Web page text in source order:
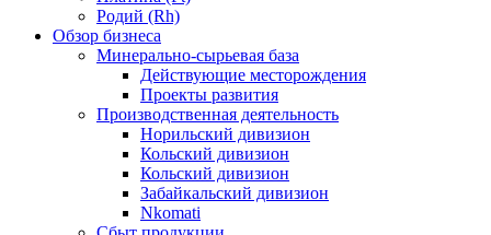
Родий (Rh)
Обзор бизнеса
Минерально-сырьевая база
Действующие месторождения
Проекты развития
Производственная деятельность
Норильский дивизион
Кольский дивизион
Кольский дивизион
Забайкальский дивизион
Nkomati